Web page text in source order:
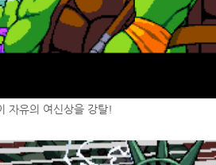
자유의 여신상을 강탈!